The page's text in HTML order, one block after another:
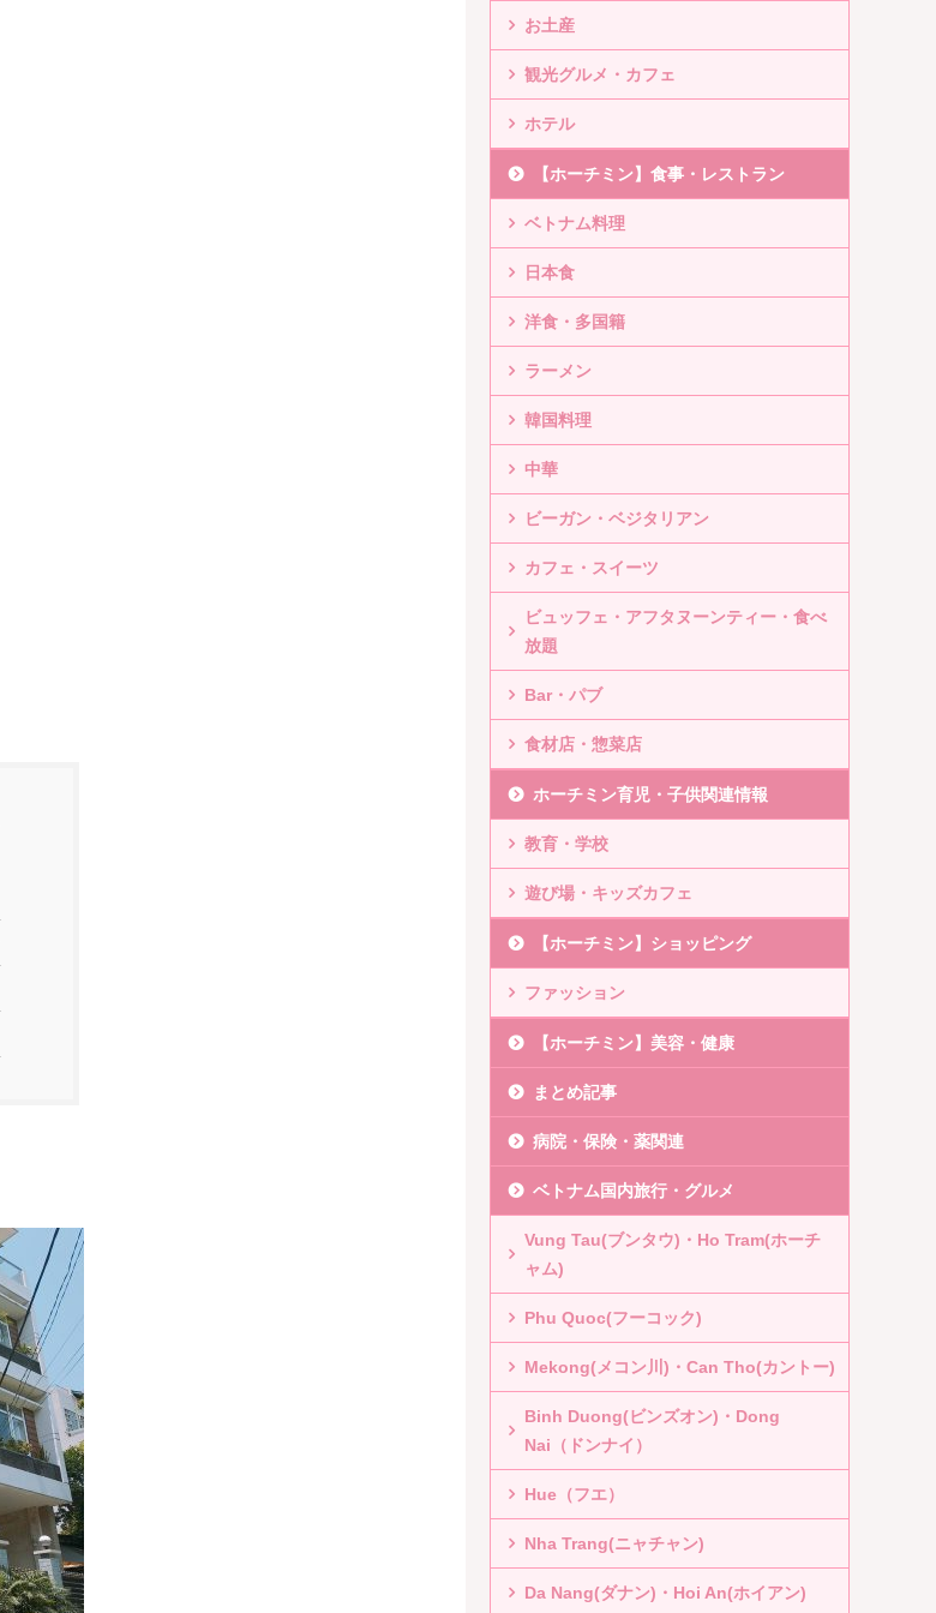
お土産
観光グルメ・カフェ
ホテル
【ホーチミン】食事・レストラン
ベトナム料理
日本食
洋食・多国籍
ラーメン
韓国料理
中華
ビーガン・ベジタリアン
カフェ・スイーツ
ビュッフェ・アフタヌーンティー・食べ
放題
Bar・パブ
食材店・惣菜店
ホーチミン育児・子供関連情報
教育・学校
遊び場・キッズカフェ
【ホーチミン】ショッピング
ファッション
【ホーチミン】美容・健康
まとめ記事
病院・保険・薬関連
ベトナム国内旅行・グルメ
Vung Tau(ブンタウ)・Ho Tram(ホーチ
ャム)
Phu Quoc(フーコック)
Mekong(メコン川)・Can Tho(カントー)
Binh Duong(ビンズオン)・Dong
Nai（ドンナイ）
Hue（フエ）
Nha Trang(ニャチャン)
Da Nang(ダナン)・Hoi An(ホイアン)